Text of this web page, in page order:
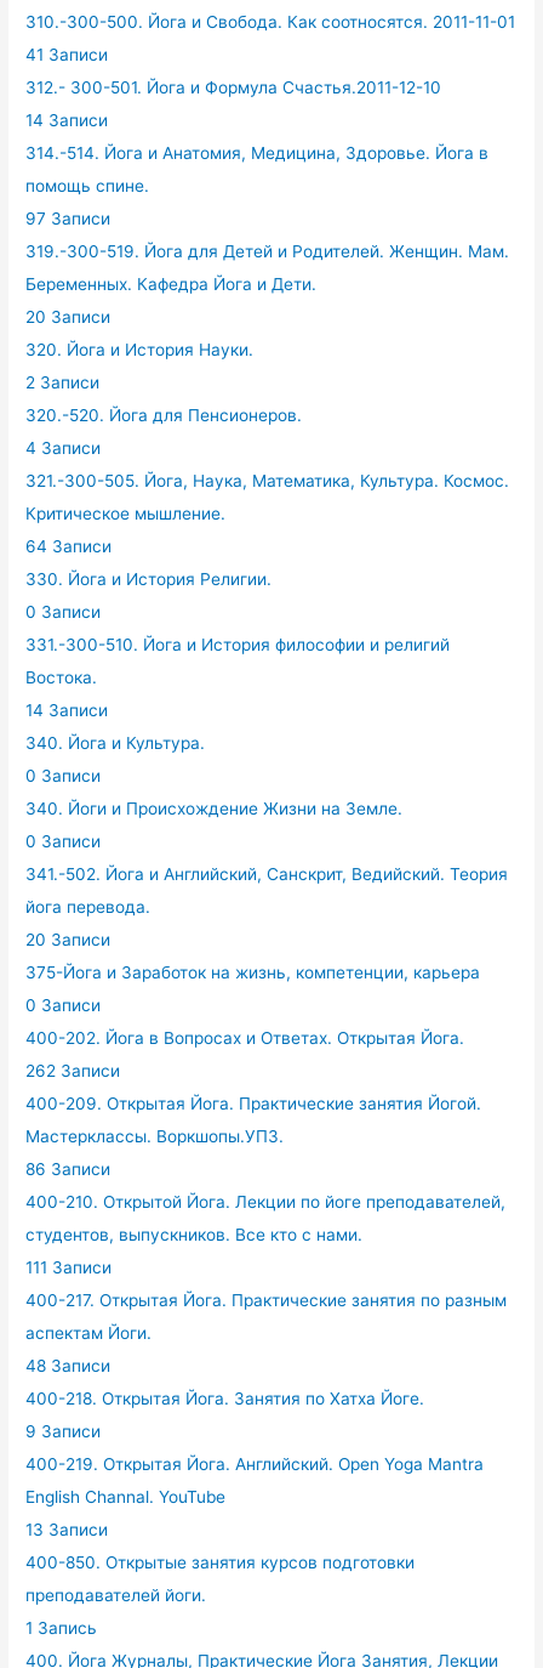
310.-300-500. Йога и Свобода. Как соотносятся. 2011-11-01
41 Записи
312.- 300-501. Йога и Формула Счастья.2011-12-10
14 Записи
314.-514. Йога и Анатомия, Медицина, Здоровье. Йога в
помощь спине.
97 Записи
319.-300-519. Йога для Детей и Родителей. Женщин. Мам.
Беременных. Кафедра Йога и Дети.
20 Записи
320. Йога и История Науки.
2 Записи
320.-520. Йога для Пенсионеров.
4 Записи
321.-300-505. Йога, Наука, Математика, Культура. Космос.
Критическое мышление.
64 Записи
330. Йога и История Религии.
0 Записи
331.-300-510. Йога и История философии и религий
Востока.
14 Записи
340. Йога и Культура.
0 Записи
340. Йоги и Происхождение Жизни на Земле.
0 Записи
341.-502. Йога и Английский, Санскрит, Ведийский. Теория
йога перевода.
20 Записи
375-Йога и Заработок на жизнь, компетенции, карьера
0 Записи
400-202. Йога в Вопросах и Ответах. Открытая Йога.
262 Записи
400-209. Открытая Йога. Практические занятия Йогой.
Мастерклассы. Воркшопы.УПЗ.
86 Записи
400-210. Открытой Йога. Лекции по йоге преподавателей,
студентов, выпускников. Все кто с нами.
111 Записи
400-217. Открытая Йога. Практические занятия по разным
аспектам Йоги.
48 Записи
400-218. Открытая Йога. Занятия по Хатха Йоге.
9 Записи
400-219. Открытая Йога. Английский. Open Yoga Mantra
English Channal. YouTube
13 Записи
400-850. Открытые занятия курсов подготовки
преподавателей йоги.
1 Запись
400. Йога Журналы, Практические Йога Занятия, Лекции